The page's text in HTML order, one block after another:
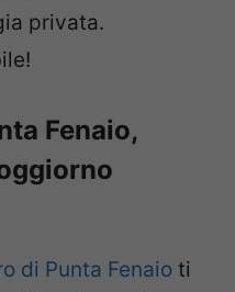
privata.
Fenaio,
di Punta Fenaio ti